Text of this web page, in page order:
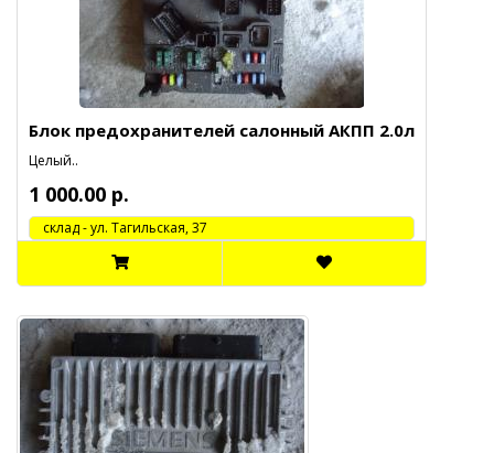
Блок предохранителей салонный АКПП 2.0л
Целый..
1 000.00 р.
cклад - ул. Тагильская, 37